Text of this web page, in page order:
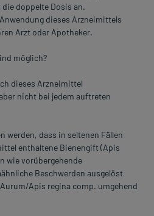
doppelte Dosis an.
dieses Arzneimittels
Arzt oder Apotheker.
möglich?
dieses Arzneimittel
nicht bei jedem auftreten
werden, dass in seltenen Fällen
enthaltene Bienengift (Apis
wie vorübergehende
Beschwerden ausgelöst
Apis regina comp. umgehend